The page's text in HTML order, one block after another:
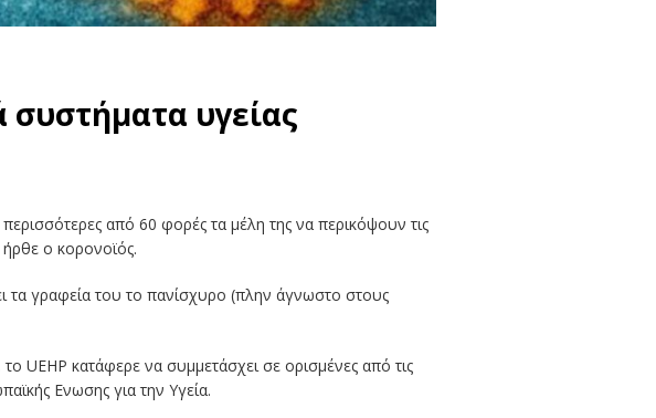
συστήματα υγείας
από 60 φορές τα μέλη της να περικόψουν τις
ο κορονοϊός.
τα γραφεία του το πανίσχυρο (πλην άγνωστο στους
UEHP κατάφερε να συμμετάσχει σε ορισμένες από τις
Ενωσης για την Υγεία.